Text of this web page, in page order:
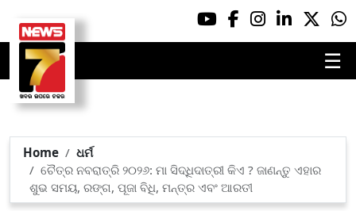
☰
Home
ଧର୍ମ
ଚୈତ୍ର ନବରାତ୍ରି ୨୦୨୬: ମା ସିଦ୍ଧିଦାତ୍ରୀ କିଏ ? ଜାଣନ୍ତୁ ଏହାର
ଶୁଭ ସମୟ, ରଙ୍ଗ, ପୂଜା ବିଧି, ମନ୍ତ୍ର ଏବଂ ଆରତୀ